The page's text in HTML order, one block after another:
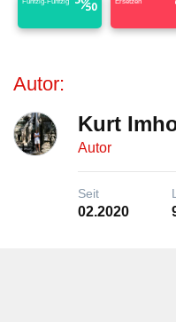
Autor:
Kurt
Autor
Seit
02.2020